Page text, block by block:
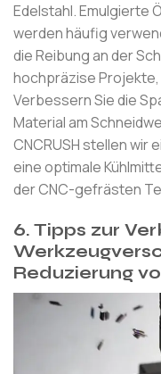
Edelstahl. Emulgierte
werden häufig
die Reibung an der
hochpräzise Projekte,
Verbessern Sie die
Material am
CNCRUSH stellen wir
eine optimale
der CNC-gefrästen
6. Tipps zur
Reduzierung